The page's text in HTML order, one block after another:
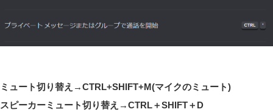
ミュート切り替え→CTRL+SHIFT+M(マイクのミュート)
スピーカーミュート切り替え→CTRL＋SHIFT＋D